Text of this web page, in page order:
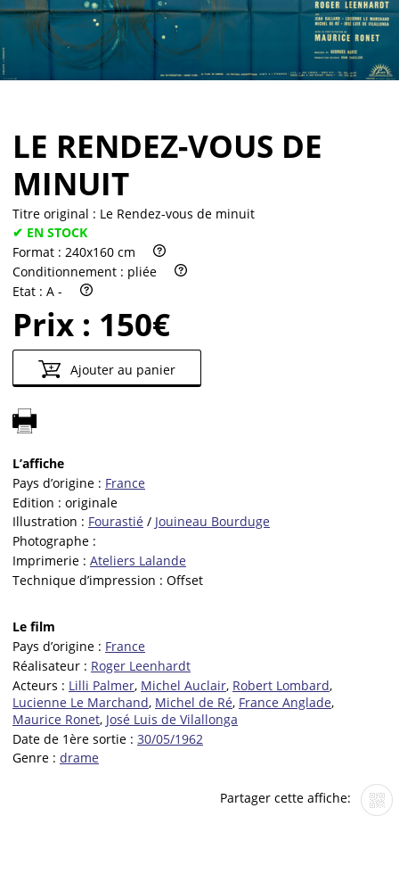
Vendre
LE RENDEZ-VOUS DE
MINUIT
Titre original : Le Rendez-vous de minuit
✔ EN STOCK
Format : 240x160 cm
Conditionnement : pliée
Etat : A -
Prix : 150€
Ajouter au panier
L’affiche
Pays d’origine : France
Edition : originale
Illustration : Fourastié / Jouineau Bourduge
Photographe :
Imprimerie : Ateliers Lalande
Technique d’impression : Offset
Le film
Pays d’origine : France
Réalisateur : Roger Leenhardt
Acteurs : Lilli Palmer, Michel Auclair, Robert Lombard,
Lucienne Le Marchand, Michel de Ré, France Anglade,
Maurice Ronet, José Luis de Vilallonga
Date de 1ère sortie : 30/05/1962
Genre : drame
Partager cette affiche: